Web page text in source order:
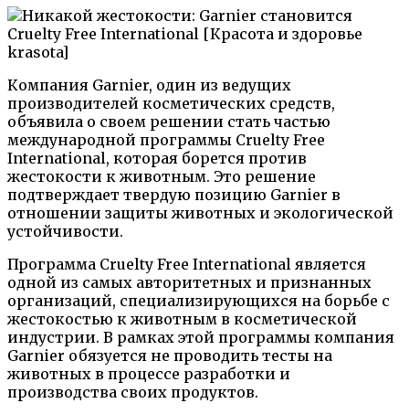
Компания Garnier, один из ведущих
производителей косметических средств,
объявила о своем решении стать частью
международной программы Cruelty Free
International, которая борется против
жестокости к животным. Это решение
подтверждает твердую позицию Garnier в
отношении защиты животных и экологической
устойчивости.
Программа Cruelty Free International является
одной из самых авторитетных и признанных
организаций, специализирующихся на борьбе с
жестокостью к животным в косметической
индустрии. В рамках этой программы компания
Garnier обязуется не проводить тесты на
животных в процессе разработки и
производства своих продуктов.